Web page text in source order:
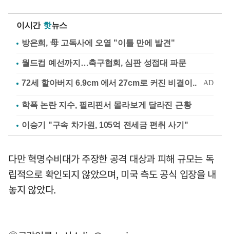
이시간 핫뉴스
방은희, 母 고독사에 오열 "이틀 만에 발견"
월드컵 예선까지…축구협회, 심판 성접대 파문
학폭 논란 지수, 필리핀서 몰라보게 달라진 근황
이승기 "구속 차가원, 105억 전세금 편취 사기"
다만 혁명수비대가 주장한 공격 대상과 피해 규모는 독
립적으로 확인되지 않았으며, 미국 측도 공식 입장을 내
놓지 않았다.